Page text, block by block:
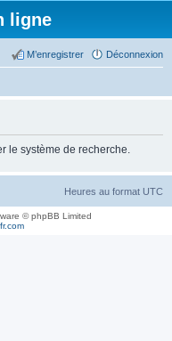
ligne
Déconnexion
M’enregistrer
le système de recherche.
Heures au format UTC
© phpBB Limited